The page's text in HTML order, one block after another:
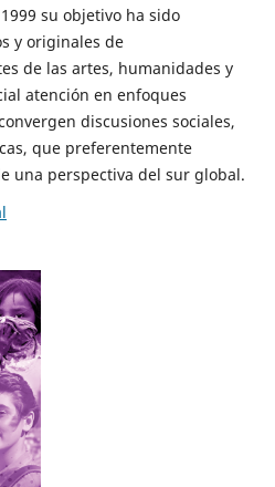
su objetivo ha sido
y originales de
de las artes, humanidades y
atención en enfoques
discusiones sociales,
que preferentemente
una perspectiva del sur global.